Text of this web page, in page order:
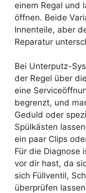
einem Regal und
öffnen. Beide
Innenteile, aber
Reparatur
Bei Unterputz-
der Regel über
eine
begrenzt, und
Geduld oder
Spülkästen
ein paar Clips
Für die Diagnose
vor dir hast, da
sich Füllventil,
überprüfen